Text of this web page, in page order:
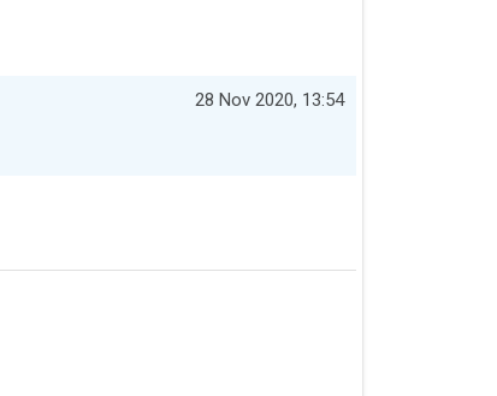
28 Nov 2020, 13:54